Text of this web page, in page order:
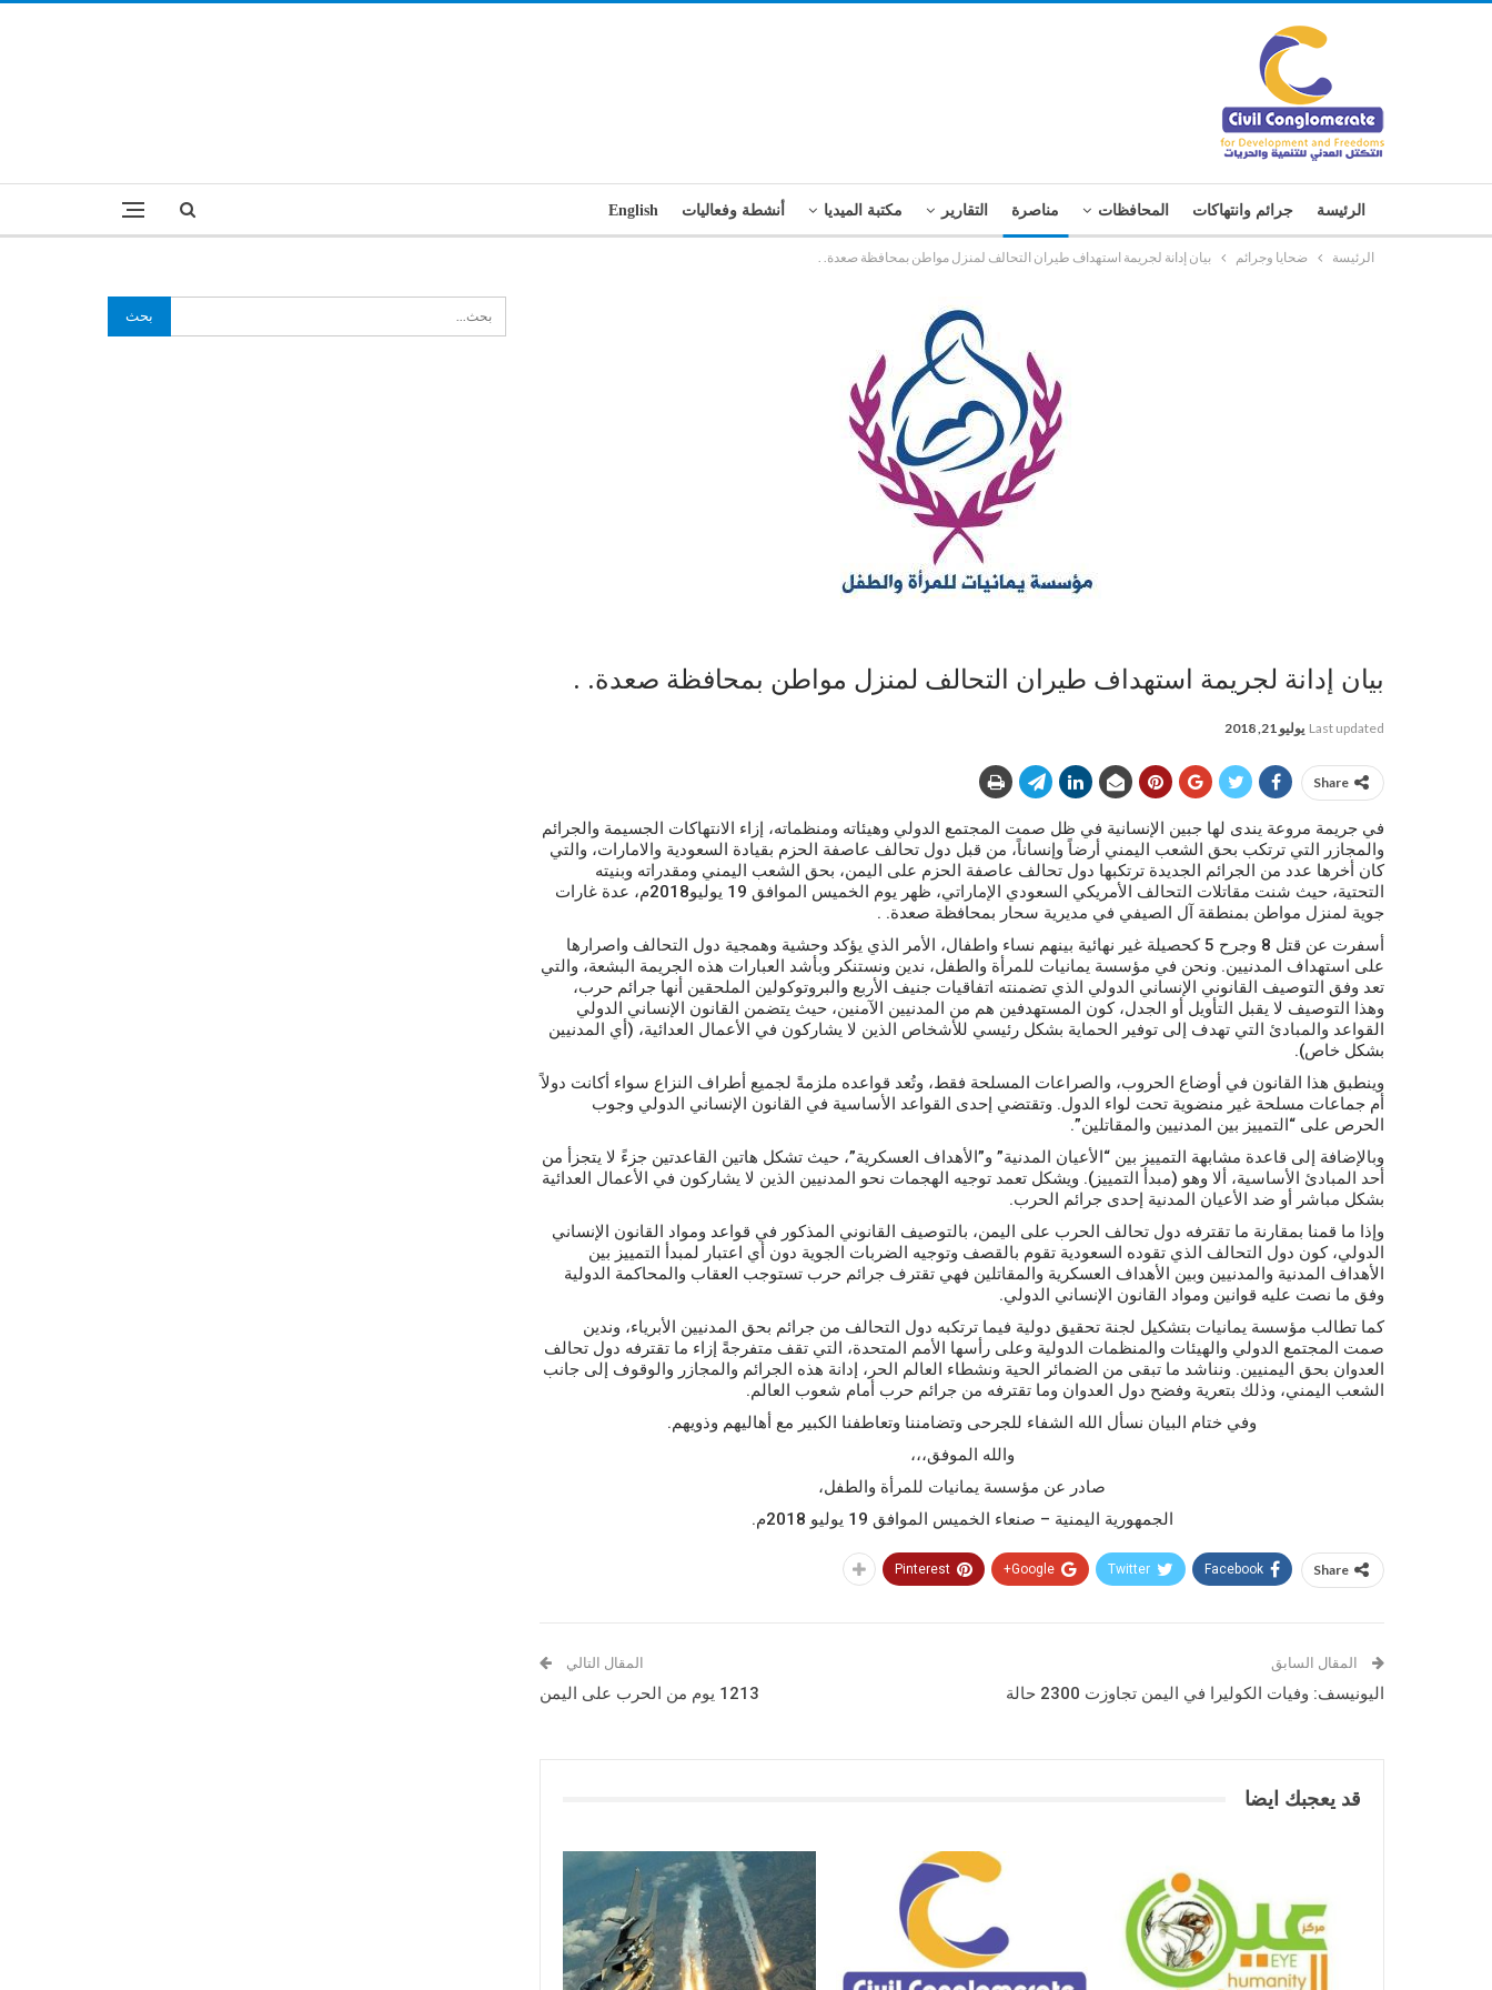
الرئيسة جرائم وانتهاكات المحافظات مناصرة التقارير مكتبة الميديا أنشطة وفعاليات English
الرئيسة ضحايا وجرائم بيان إدانة لجريمة استهداف طيران التحالف لمنزل مواطن بمحافظة صعدة. .
بيان إدانة لجريمة استهداف طيران التحالف لمنزل مواطن بمحافظة صعدة. .
Last updated يوليو 21, 2018
Share
في جريمة مروعة يندى لها جبين الإنسانية في ظل صمت المجتمع الدولي وهيئاته ومنظماته، إزاء الانتهاكات الجسيمة والجرائم
والمجازر التي ترتكب بحق الشعب اليمني أرضاً وإنساناً، من قبل دول تحالف عاصفة الحزم بقيادة السعودية والامارات، والتي
كان أخرها عدد من الجرائم الجديدة ترتكبها دول تحالف عاصفة الحزم على اليمن، بحق الشعب اليمني ومقدراته وبنيته
التحتية، حيث شنت مقاتلات التحالف الأمريكي السعودي الإماراتي، ظهر يوم الخميس الموافق 19 يوليو2018م، عدة غارات
جوية لمنزل مواطن بمنطقة آل الصيفي في مديرية سحار بمحافظة صعدة. .
أسفرت عن قتل 8 وجرح 5 كحصيلة غير نهائية بينهم نساء واطفال، الأمر الذي يؤكد وحشية وهمجية دول التحالف واصرارها
على استهداف المدنيين. ونحن في مؤسسة يمانيات للمرأة والطفل، ندين ونستنكر وبأشد العبارات هذه الجريمة البشعة، والتي
تعد وفق التوصيف القانوني الإنساني الدولي الذي تضمنته اتفاقيات جنيف الأربع والبروتوكولين الملحقين أنها جرائم حرب،
وهذا التوصيف لا يقبل التأويل أو الجدل، كون المستهدفين هم من المدنيين الآمنين، حيث يتضمن القانون الإنساني الدولي
القواعد والمبادئ التي تهدف إلى توفير الحماية بشكل رئيسي للأشخاص الذين لا يشاركون في الأعمال العدائية، (أي المدنيين
بشكل خاص).
وينطبق هذا القانون في أوضاع الحروب، والصراعات المسلحة فقط، وتُعد قواعده ملزمةً لجميع أطراف النزاع سواء أكانت دولاً
أم جماعات مسلحة غير منضوية تحت لواء الدول. وتقتضي إحدى القواعد الأساسية في القانون الإنساني الدولي وجوب
الحرص على “التمييز بين المدنيين والمقاتلين”.
وبالإضافة إلى قاعدة مشابهة التمييز بين “الأعيان المدنية” و”الأهداف العسكرية”، حيث تشكل هاتين القاعدتين جزءً لا يتجزأ من
أحد المبادئ الأساسية، ألا وهو (مبدأ التمييز). ويشكل تعمد توجيه الهجمات نحو المدنيين الذين لا يشاركون في الأعمال العدائية
بشكل مباشر أو ضد الأعيان المدنية إحدى جرائم الحرب.
وإذا ما قمنا بمقارنة ما تقترفه دول تحالف الحرب على اليمن، بالتوصيف القانوني المذكور في قواعد ومواد القانون الإنساني
الدولي، كون دول التحالف الذي تقوده السعودية تقوم بالقصف وتوجيه الضربات الجوية دون أي اعتبار لمبدأ التمييز بين
الأهداف المدنية والمدنيين وبين الأهداف العسكرية والمقاتلين فهي تقترف جرائم حرب تستوجب العقاب والمحاكمة الدولية
وفق ما نصت عليه قوانين ومواد القانون الإنساني الدولي.
كما تطالب مؤسسة يمانيات بتشكيل لجنة تحقيق دولية فيما ترتكبه دول التحالف من جرائم بحق المدنيين الأبرياء، وندين
صمت المجتمع الدولي والهيئات والمنظمات الدولية وعلى رأسها الأمم المتحدة، التي تقف متفرجةً إزاء ما تقترفه دول تحالف
العدوان بحق اليمنيين. ونناشد ما تبقى من الضمائر الحية ونشطاء العالم الحر، إدانة هذه الجرائم والمجازر والوقوف إلى جانب
الشعب اليمني، وذلك بتعرية وفضح دول العدوان وما تقترفه من جرائم حرب أمام شعوب العالم.
وفي ختام البيان نسأل الله الشفاء للجرحى وتضامننا وتعاطفنا الكبير مع أهاليهم وذويهم.
والله الموفق،،،
صادر عن مؤسسة يمانيات للمرأة والطفل،
الجمهورية اليمنية – صنعاء الخميس الموافق 19 يوليو 2018م.
Share
Facebook
Twitter
Google+
Pinterest
المقال السابق
اليونيسف: وفيات الكوليرا في اليمن تجاوزت 2300 حالة
المقال التالي
1213 يوم من الحرب على اليمن
قد يعجبك ايضا